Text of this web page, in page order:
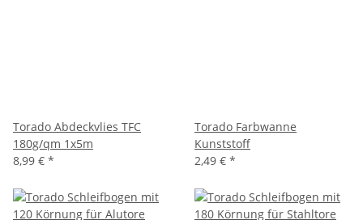
Torado Abdeckvlies TFC
180g/qm 1x5m
8,99 € *
Torado Farbwanne
Kunststoff
2,49 € *